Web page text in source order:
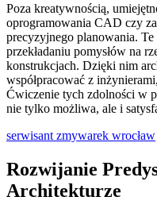
Poza kreatywnością,
oprogramowania CAD czy
precyzyjnego planowania.
przekładaniu pomysłów na
konstrukcjach. Dzięki nim
współpracować z
Ćwiczenie tych zdolności w
nie tylko możliwa, ale i
serwisant zmywarek wrocław
Rozwijanie
Architekturze